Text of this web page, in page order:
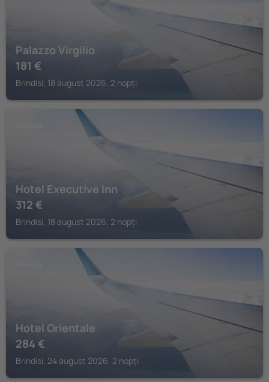
Palazzo Virgilio
181 €
Brindisi, 18 august 2026, 2 nopți
Hotel Executive Inn
312 €
Brindisi, 18 august 2026, 2 nopți
Hotel Orientale
284 €
Brindisi, 24 august 2026, 2 nopți